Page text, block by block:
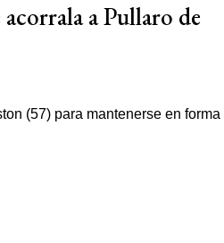
a Pullaro de